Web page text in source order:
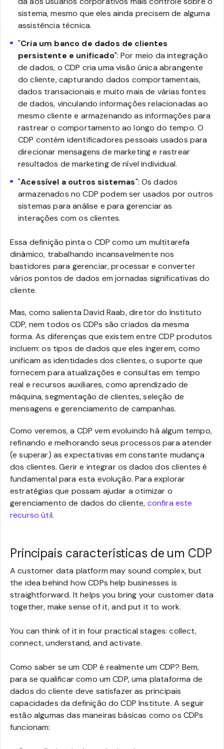
sistema, mesmo que eles ainda precisem de alguma
assistência técnica.
"Cria um banco de dados de clientes
persistente e unificado": Por meio da integração
de dados, o CDP cria uma visão única abrangente
do cliente, capturando dados comportamentais,
dados transacionais e muito mais de várias fontes
de dados, vinculando informações relacionadas ao
mesmo cliente e armazenando as informações para
rastrear o comportamento ao longo do tempo. O
CDP contém identificadores pessoais usados para
direcionar mensagens de marketing e rastrear
resultados de marketing de nível individual.
"Acessível a outros sistemas": Os dados
armazenados no CDP podem ser usados por outros
sistemas para análise e para gerenciar as
interações com os clientes.
Essa definição pinta o CDP como um multitarefa
dinâmico, trabalhando incansavelmente nos
bastidores para gerenciar, processar e converter
vários pontos de dados em jornadas significativas do
cliente.
Mas, como salienta David Raab, diretor do Instituto
CDP, nem todos os CDPs são criados da mesma
forma. As diferenças que existem entre CDP produtos
incluem: os tipos de dados que eles ingerem, como
unificam as identidades dos clientes, o suporte que
fornecem para atualizações e consultas em tempo
real e recursos auxiliares, como aprendizado de
máquina, segmentação de clientes, seleção de
mensagens e gerenciamento de campanhas.
Como veremos, a CDP vem evoluindo há algum tempo,
refinando e melhorando seus processos para atender
(e superar) as expectativas em constante mudança
dos clientes. Gerir e integrar os dados dos clientes é
fundamental para esta evolução. Para explorar
estratégias que possam ajudar a otimizar o
gerenciamento de dados do cliente, confira este
recurso útil.
Principais características de um CDP
A customer data platform may sound complex, but
the idea behind how CDPs help businesses is
straightforward. It helps you bring your customer data
together, make sense of it, and put it to work.
You can think of it in four practical stages: collect,
connect, understand, and activate.
Como saber se um CDP é realmente um CDP? Bem,
para se qualificar como um CDP, uma plataforma de
dados do cliente deve satisfazer as principais
capacidades da definição do CDP Institute. A seguir
estão algumas das maneiras básicas como os CDPs
funcionam: